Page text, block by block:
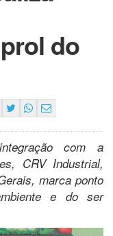
do
com a
CRV Industrial,
marca ponto
e do ser